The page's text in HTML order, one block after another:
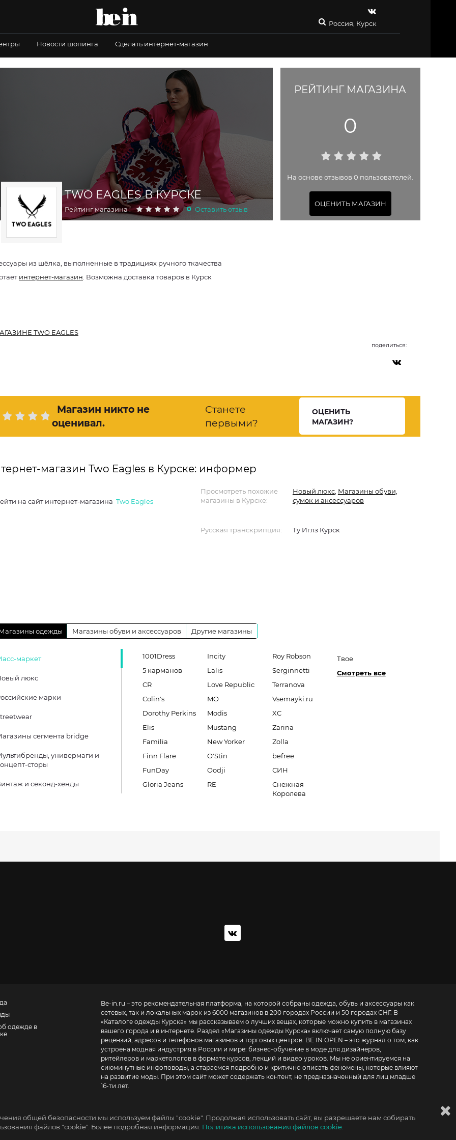
общей безопасности мы используем файлы "cookie". Продолжая использовать сайт, вы разрешаете нам собирать
файлов "cookie". Более подробная информация: Политика использования файлов cookie.
Россия, Курск
Новости шопинга Сделать интернет-магазин
TWO EAGLES В КУРСКЕ
Рейтинг магазина : 0 Оставить отзыв
РЕЙТИНГ МАГАЗИНА
0
На основе отзывов 0 пользователей.
ОЦЕНИТЬ МАГАЗИН
из шёлка, выполненные в традициях ручного ткачества
интернет-магазин . Возможна доставка товаров в Курск
TWO EAGLES
поделиться:
Магазин никто не
оценивал.
Станете
первыми?
ОЦЕНИТЬ
МАГАЗИН?
магазин Two Eagles в Курске: информер
на сайт интернет-магазина Two Eagles
Просмотреть похожие
магазины в Курске:
Новый люкс, Магазины обуви,
сумок и аксессуаров
Русская транскрипция: Ту Иглз Курск
одежды Магазины обуви и аксессуаров Другие магазины
маркет
люкс
марки
сегмента bridge
универмаги и
сторы
и секонд-хенды
1001Dress
5 карманов
CR
Colin's
Dorothy Perkins
Elis
Familia
Finn Flare
FunDay
Gloria Jeans
Incity
Lalis
Love Republic
MO
Modis
Mustang
New Yorker
O'Stin
Oodji
RE
Roy Robson
Serginnetti
Terranova
Vsemayki.ru
XC
Zarina
Zolla
befree
СИН
Снежная
Королева
Твое
Смотреть все
одежде в
Be-in.ru – это рекомендательная платформа, на которой собраны одежда, обувь и аксессуары как
сетевых, так и локальных марок из 6000 магазинов в 200 городах России и 50 городах СНГ. В
«Каталоге одежды Курска» мы рассказываем о лучших вещах, которые можно купить в магазинах
вашего города и в интернете. Раздел «Магазины одежды Курска» включает самую полную базу
рецензий, адресов и телефонов магазинов и торговых центров. BE IN OPEN – это журнал о том, как
устроена модная индустрия в России и мире: бизнес-обучение в моде для дизайнеров,
ритейлеров и маркетологов в формате курсов, лекций и видео уроков. Мы не ориентируемся на
сиюминутные инфоповоды, а стараемся подробно и критично описать феномены, которые влияют
на развитие моды. При этом сайт может содержать контент, не предназначенный для лиц младше
16-ти лет.